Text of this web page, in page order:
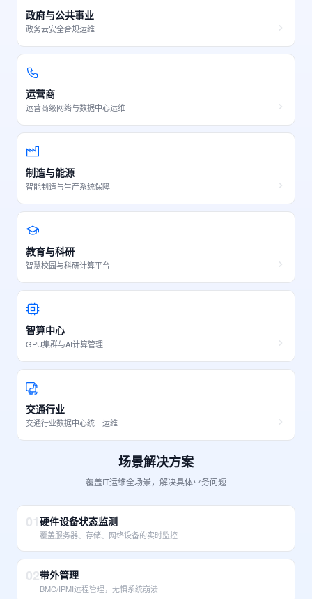
政府与公共事业
政务云安全合规运维
运营商
运营商级网络与数据中心运维
制造与能源
智能制造与生产系统保障
教育与科研
智慧校园与科研计算平台
智算中心
GPU集群与AI计算管理
交通行业
交通行业数据中心统一运维
场景解决方案
覆盖IT运维全场景，解决具体业务问题
01 硬件设备状态监测
覆盖服务器、存储、网络设备的实时监控
02带外管理
BMC/IPMI远程管理，无惧系统崩溃